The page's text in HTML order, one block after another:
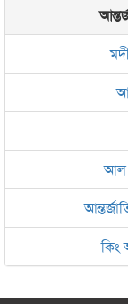
আল
কিং